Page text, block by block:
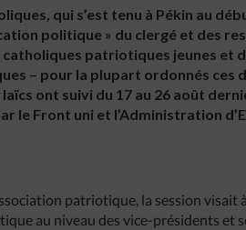
qui s’est tenu à Pékin au
politique » du clergé et des
patriotiques jeunes et
– pour la plupart ordonnés ces
ont suivi du 17 au 26 août
le Front uni et l’Administration
patriotique, la session visait
au niveau des vice-présidents et